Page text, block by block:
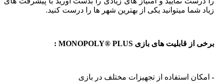
زیاد شما میتوانید یکی از بهترین شهر ها را درست کنید.
برخی از قابلیت های بازی MONOPOLY® PLUS :
- امکان استفاده از تجهیزات مختلف در بازی